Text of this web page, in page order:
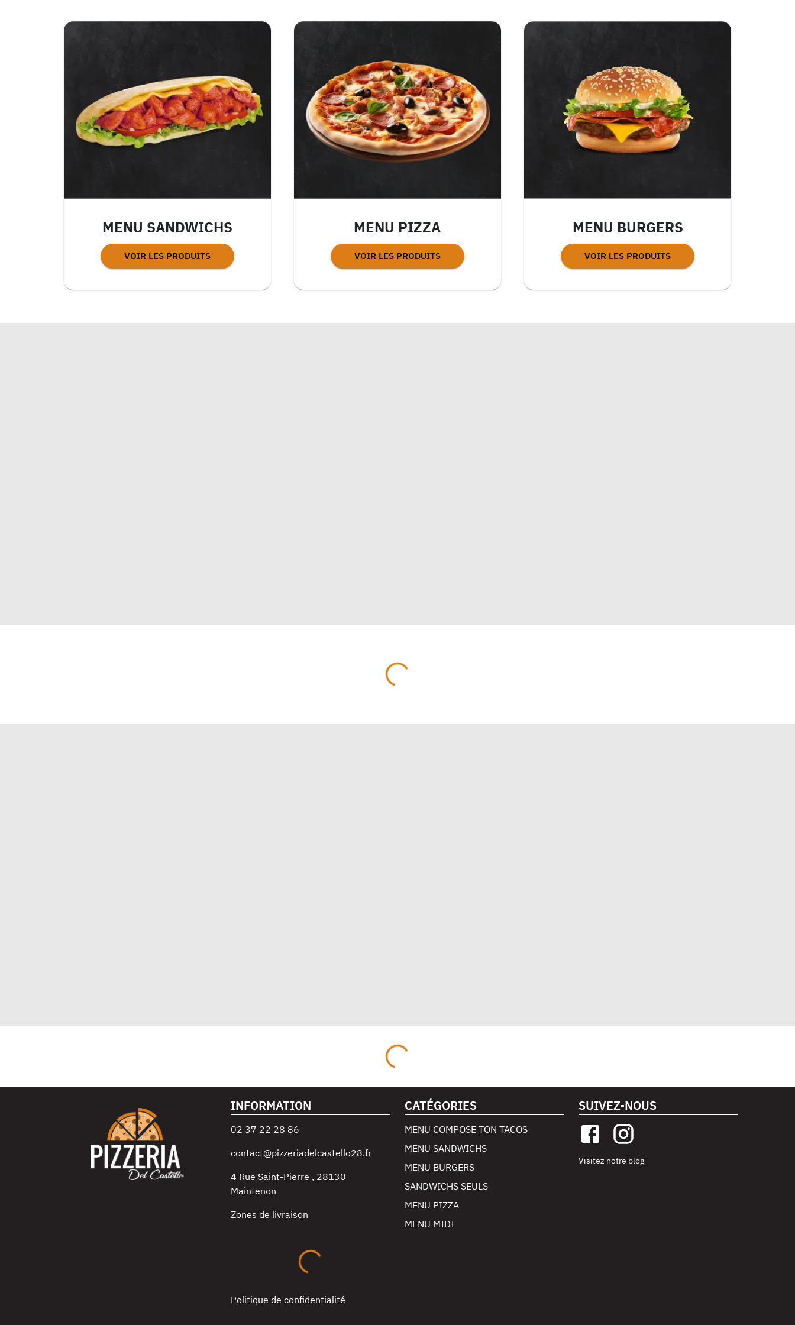
MENU SANDWICHS
VOIR LES PRODUITS
MENU PIZZA
VOIR LES PRODUITS
MENU BURGERS
VOIR LES PRODUITS
INFORMATION
02 37 22 28 86
contact@pizzeriadelcastello28.fr
4 Rue Saint-Pierre , 28130
Maintenon
Zones de livraison
Politique de confidentialité
CATÉGORIES
MENU COMPOSE TON TACOS
MENU SANDWICHS
MENU BURGERS
SANDWICHS SEULS
MENU PIZZA
MENU MIDI
SUIVEZ-NOUS
Visitez notre blog